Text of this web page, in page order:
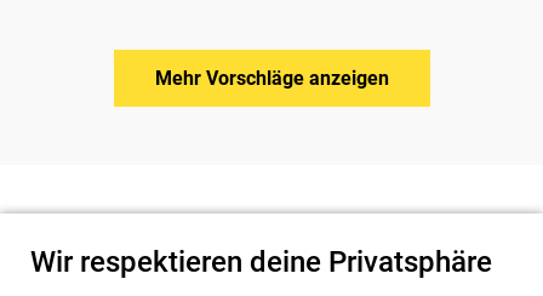
Mehr Vorschläge anzeigen
Wir respektieren deine Privatsphäre